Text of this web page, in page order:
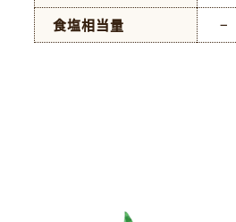
食塩相当量
−